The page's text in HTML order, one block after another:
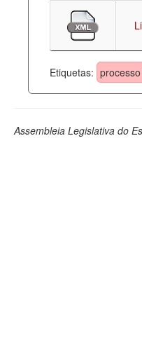
Administração
Legislação
Perguntas frequentes
Etiquetas:
Assembleia Legislativa do